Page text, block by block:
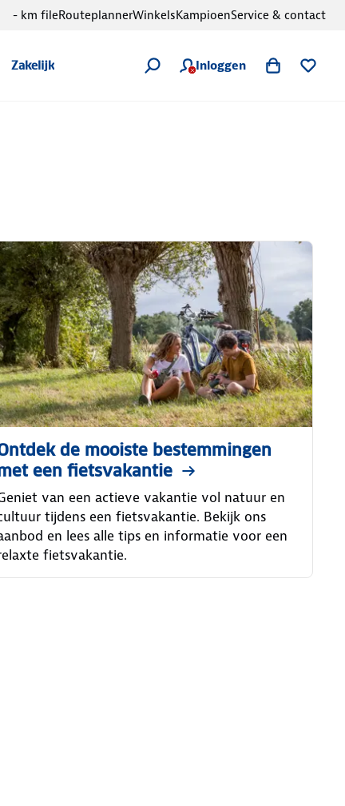
Zakelijk Inloggen
- km fileRouteplannerWinkelsKampioenService & contact
de mooiste bestemmingen
een fietsvakantie
van een actieve vakantie vol natuur en
tijdens een fietsvakantie. Bekijk ons
en lees alle tips en informatie voor een
fietsvakantie.